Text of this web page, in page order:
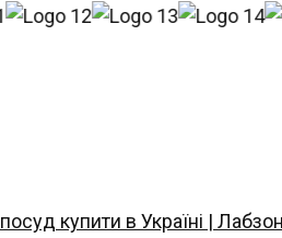
купити в Україні |